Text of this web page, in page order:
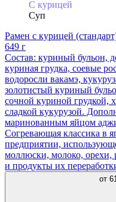
С курицей
Суп
Рамен с курицей
649 г
Состав: куриный бульон,
куриная грудка, соевые
водоросли вакамэ,
золотистый куриный
сочной куриной грудкой,
сладкой кукурузой.
маринованным яйцом
Согревающая классика в
предприятии,
моллюски, молоко, орехи,
и продукты их
от